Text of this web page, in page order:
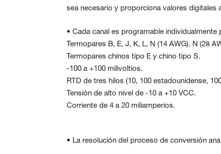
sea necesario y proporciona valores
• Cada canal es programable
Termopares B, E, J, K, L, N (14 AWG), N (28
Termopares chinos tipo E y chino tipo S.
-100 a +100 milivoltios.
RTD de tres hilos (10, 100 estadounidense,
Tensión de alto nivel de -10 a +10 VCC.
Corriente de 4 a 20 miliamperios.
• La resolución del proceso de conversión